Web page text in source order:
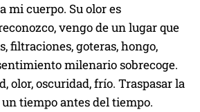
mi cuerpo. Su olor es
vengo de un lugar que
filtraciones, goteras, hongo,
milenario sobrecoge.
olor, oscuridad, frío. Traspasar la
tiempo antes del tiempo.